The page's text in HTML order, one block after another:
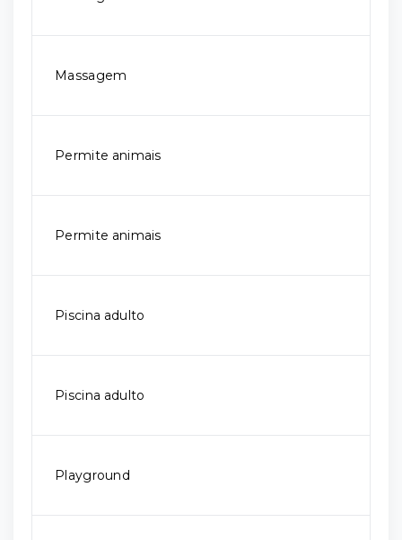
Massagem
Permite animais
Permite animais
Piscina adulto
Piscina adulto
Playground